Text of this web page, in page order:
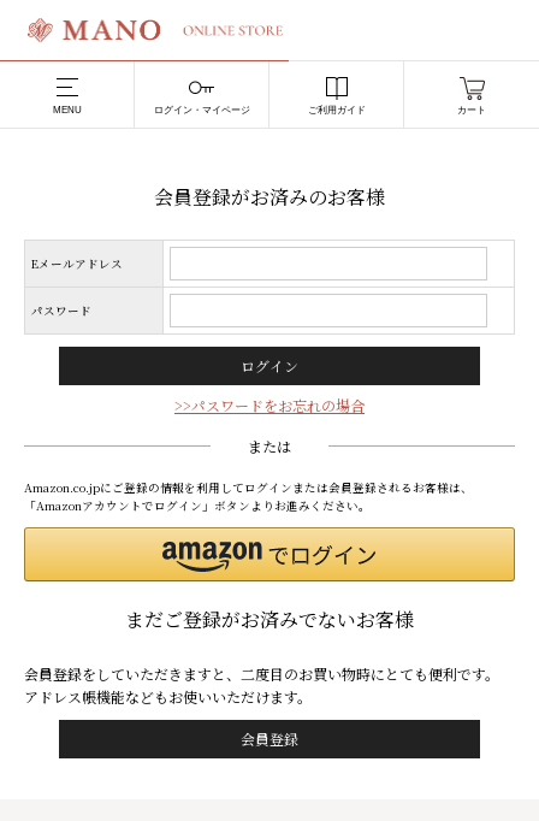
MENU ログイン・マイページ ご利用ガイド カート
会員登録がお済みのお客様
Eメールアドレス
パスワード
>>パスワードをお忘れの場合
または
Amazon.co.jpにご登録の情報を利用してログインまたは会員登録されるお客様は、
「Amazonアカウントでログイン」ボタンよりお進みください。
まだご登録がお済みでないお客様
会員登録をしていただきますと、二度目のお買い物時にとても便利です。
アドレス帳機能などもお使いいただけます。